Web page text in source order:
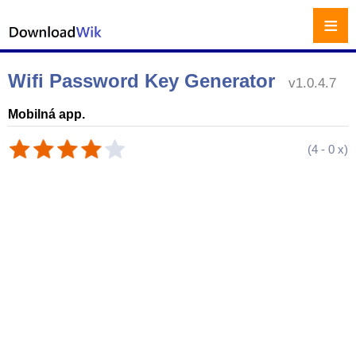
Wifi Password Key Generator v1.0.4.7
Mobilná app.
(4 - 0 x)
≡